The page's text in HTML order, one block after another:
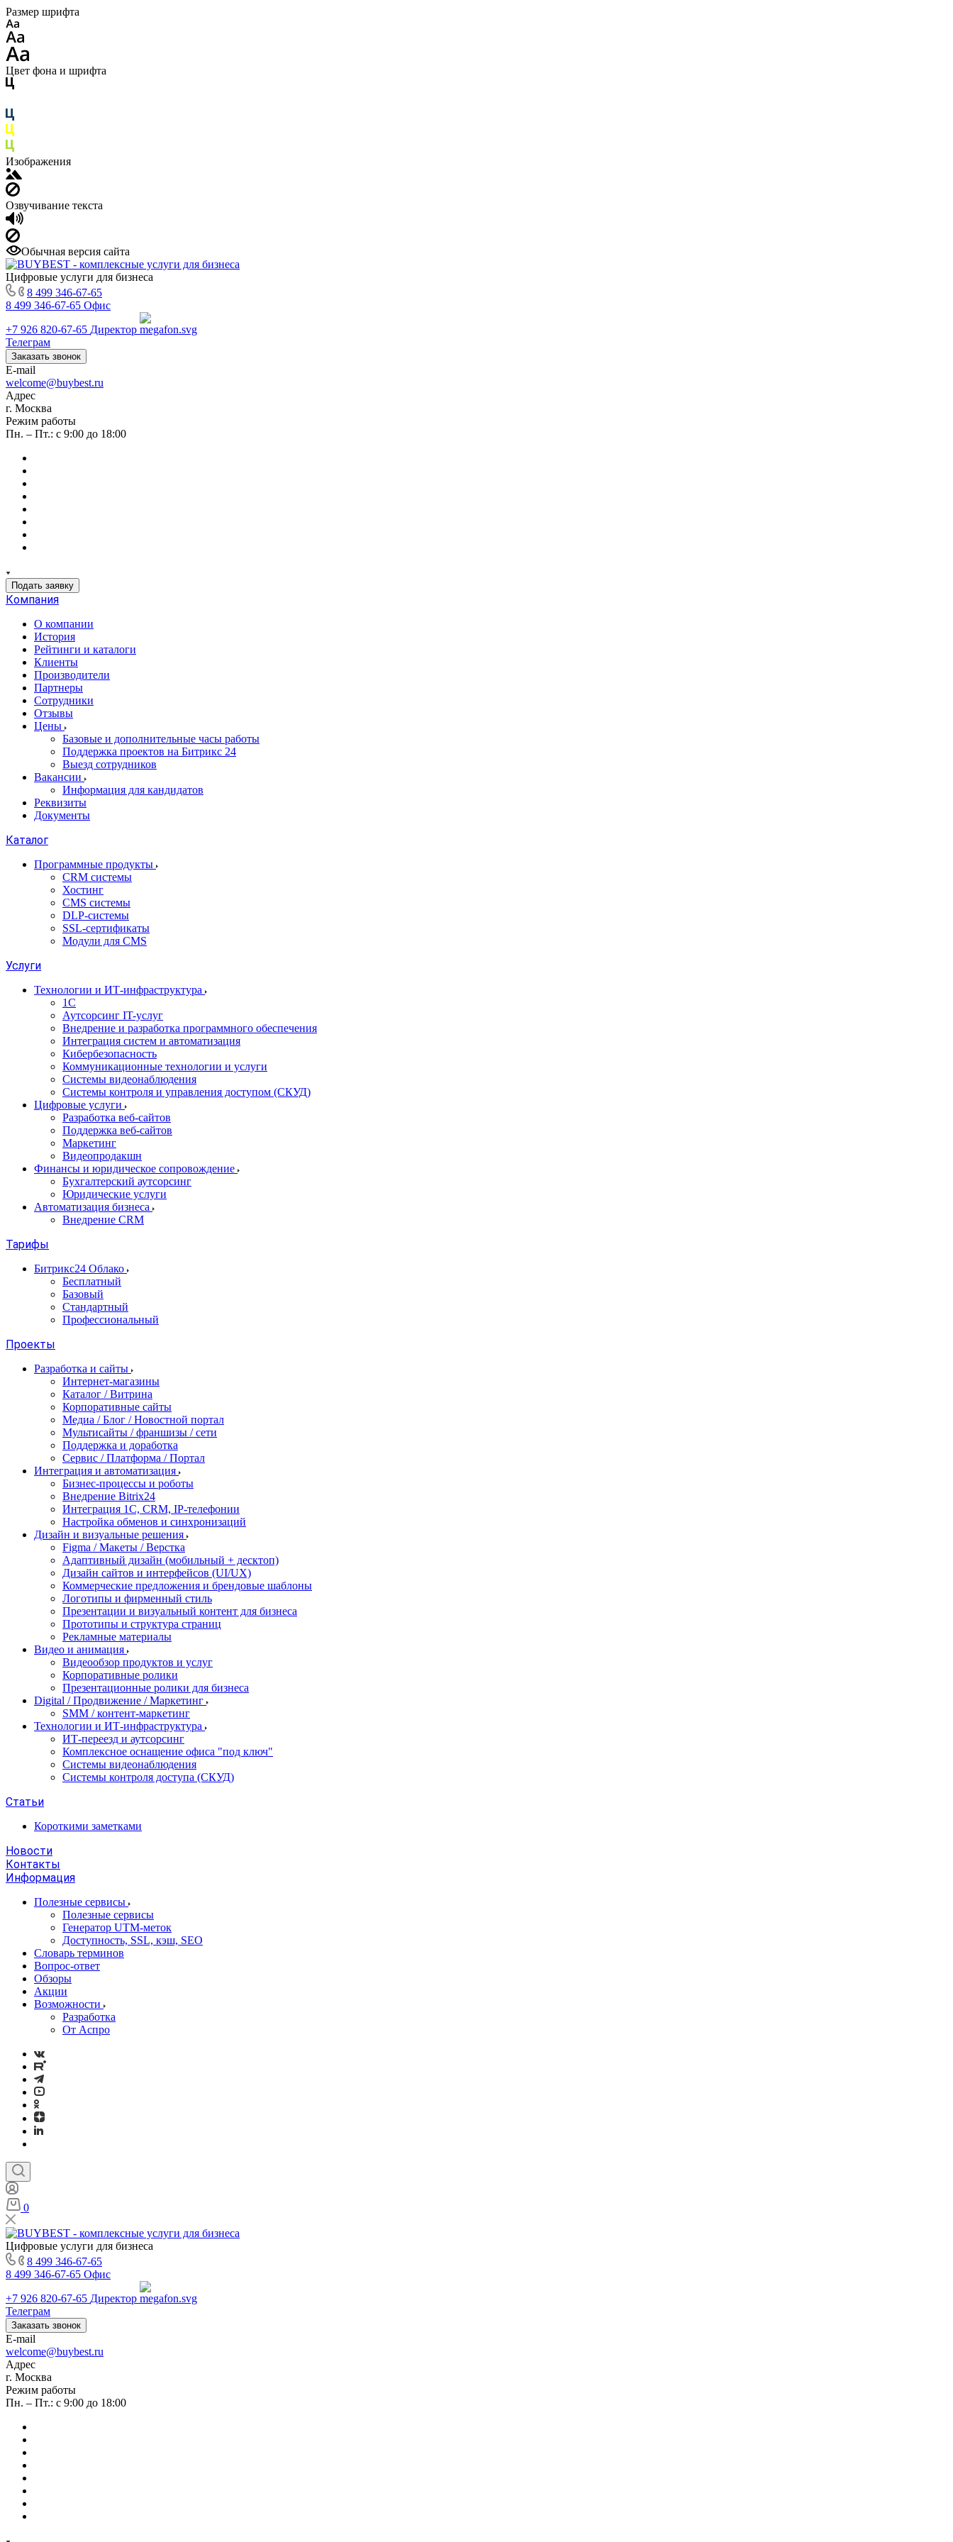
Размер шрифта
Цвет фона и шрифта
Изображения
Озвучивание текста
Обычная версия сайта
Цифровые услуги для бизнеса
8 499 346-67-65
8 499 346-67-65 Офис
+7 926 820-67-65 Директор
Телеграм
Заказать звонок
E-mail
welcome@buybest.ru
Адрес
г. Москва
Режим работы
Пн. – Пт.: с 9:00 до 18:00
Подать заявку
Компания
О компании
История
Рейтинги и каталоги
Клиенты
Производители
Партнеры
Сотрудники
Отзывы
Цены
Базовые и дополнительные часы работы
Поддержка проектов на Битрикс 24
Выезд сотрудников
Вакансии
Информация для кандидатов
Реквизиты
Документы
Каталог
Программные продукты
CRM системы
Хостинг
CMS системы
DLP‑системы
SSL-сертификаты
Модули для CMS
Услуги
Технологии и ИТ-инфраструктура
1С
Аутсорсинг IT-услуг
Внедрение и разработка программного обеспечения
Интеграция систем и автоматизация
Кибербезопасность
Коммуникационные технологии и услуги
Системы видеонаблюдения
Системы контроля и управления доступом (СКУД)
Цифровые услуги
Разработка веб-сайтов
Поддержка веб-сайтов
Маркетинг
Видеопродакшн
Финансы и юридическое сопровождение
Бухгалтерский аутсорсинг
Юридические услуги
Автоматизация бизнеса
Внедрение CRM
Тарифы
Битрикс24 Облако
Бесплатный
Базовый
Стандартный
Профессиональный
Проекты
Разработка и сайты
Интернет-магазины
Каталог / Витрина
Корпоративные сайты
Медиа / Блог / Новостной портал
Мультисайты / франшизы / сети
Поддержка и доработка
Сервис / Платформа / Портал
Интеграция и автоматизация
Бизнес-процессы и роботы
Внедрение Bitrix24
Интеграция 1С, CRM, IP-телефонии
Настройка обменов и синхронизаций
Дизайн и визуальные решения
Figma / Макеты / Верстка
Адаптивный дизайн (мобильный + десктоп)
Дизайн сайтов и интерфейсов (UI/UX)
Коммерческие предложения и брендовые шаблоны
Логотипы и фирменный стиль
Презентации и визуальный контент для бизнеса
Прототипы и структура страниц
Рекламные материалы
Видео и анимация
Видеообзор продуктов и услуг
Корпоративные ролики
Презентационные ролики для бизнеса
Digital / Продвижение / Маркетинг
SMM / контент-маркетинг
Технологии и ИТ-инфраструктура
ИТ-переезд и аутсорсинг
Комплексное оснащение офиса "под ключ"
Системы видеонаблюдения
Системы контроля доступа (СКУД)
Статьи
Короткими заметками
Новости
Контакты
Информация
Полезные сервисы
Полезные сервисы
Генератор UTM‑меток
Доступность, SSL, кэш, SEO
Словарь терминов
Вопрос-ответ
Обзоры
Акции
Возможности
Разработка
От Аспро
0
Цифровые услуги для бизнеса
8 499 346-67-65
8 499 346-67-65 Офис
+7 926 820-67-65 Директор
Телеграм
Заказать звонок
E-mail
welcome@buybest.ru
Адрес
г. Москва
Режим работы
Пн. – Пт.: с 9:00 до 18:00